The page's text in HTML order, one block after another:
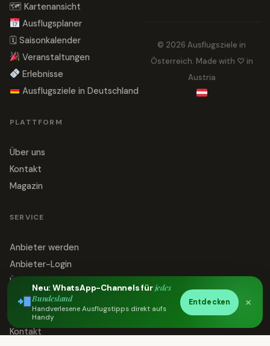
🗺 Kartenansicht
Ausflugsplaner
🗓 Saisonkalender
Veranstaltungen
Erlebnisse
Ausflugsziele in Deutschland
PLATTFORM
Über uns
Kontakt
Magazin
SERVICE
Anbieter werden
Anbieter-Login
Über uns
Impressum
Datenschutz
Kontakt
© 2026 Ausflugsziele in
Österreich. Made with ♡ in
Austria
Neu: WhatsApp-Channels fürjedes
Bundesland
Handverlesene Ausflugstipps direkt aufs
Handy
Entdecken ×